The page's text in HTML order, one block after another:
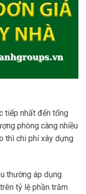
tiếp nhất đến tổng
phòng càng nhiều
thì chi phí xây dựng
thường áp dụng
tỷ lệ phần trăm